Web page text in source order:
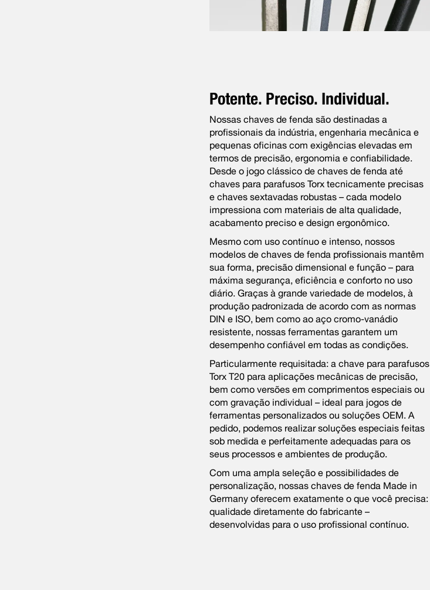
Potente. Preciso. Individual.
Nossas chaves de fenda são destinadas a
profissionais da indústria, engenharia mecânica e
pequenas oficinas com exigências elevadas em
termos de precisão, ergonomia e confiabilidade.
Desde o jogo clássico de chaves de fenda até
chaves para parafusos Torx tecnicamente precisas
e chaves sextavadas robustas – cada modelo
impressiona com materiais de alta qualidade,
acabamento preciso e design ergonômico.
Mesmo com uso contínuo e intenso, nossos
modelos de chaves de fenda profissionais mantêm
sua forma, precisão dimensional e função – para
máxima segurança, eficiência e conforto no uso
diário. Graças à grande variedade de modelos, à
produção padronizada de acordo com as normas
DIN e ISO, bem como ao aço cromo-vanádio
resistente, nossas ferramentas garantem um
desempenho confiável em todas as condições.
Particularmente requisitada: a chave para parafusos
Torx T20 para aplicações mecânicas de precisão,
bem como versões em comprimentos especiais ou
com gravação individual – ideal para jogos de
ferramentas personalizados ou soluções OEM. A
pedido, podemos realizar soluções especiais feitas
sob medida e perfeitamente adequadas para os
seus processos e ambientes de produção.
Com uma ampla seleção e possibilidades de
personalização, nossas chaves de fenda Made in
Germany oferecem exatamente o que você precisa:
qualidade diretamente do fabricante –
desenvolvidas para o uso profissional contínuo.